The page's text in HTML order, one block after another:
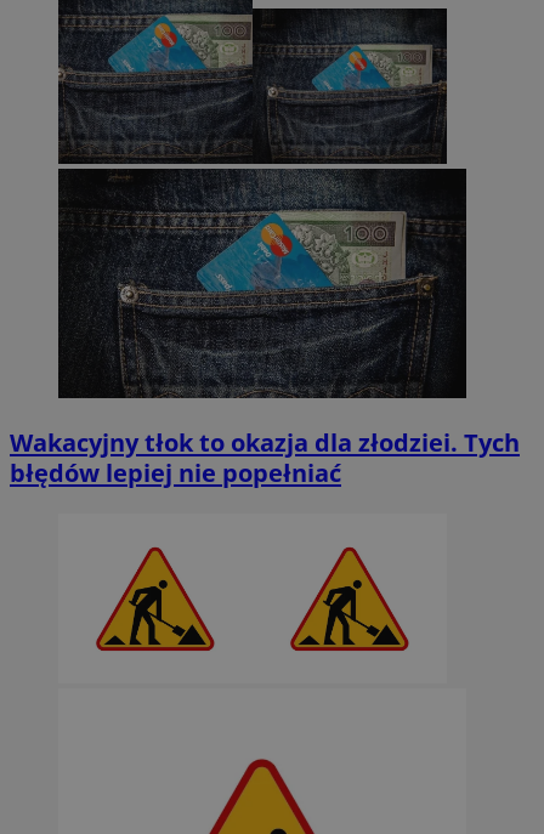
Wakacyjny tłok to okazja dla złodziei. Tych
błędów lepiej nie popełniać